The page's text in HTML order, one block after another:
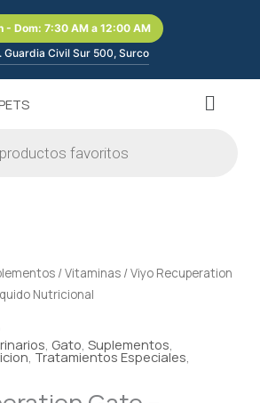
- Dom: 7:30 AM a 12:00 AM
Guardia Civil Sur 500, Surco
Menú
/Vitaminas / Viyo Recuperation
Nutricional
Gato Suplementos
Tratamientos Especiales
desde
S/75.00